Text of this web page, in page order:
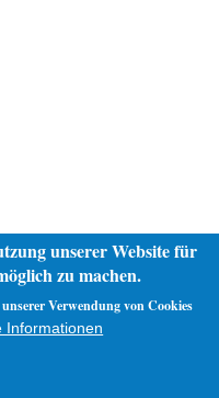
unserer Website für
zu machen.
Verwendung von Cookies
Informationen